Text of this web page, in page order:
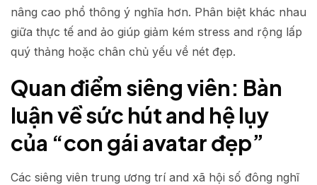
nâng cao phổ thông ý nghĩa hơn. Phân biệt khác nhau
giữa thực tế and ảo giúp giảm kém stress and rộng lấp
quý thảng hoặc chân chủ yếu về nét đẹp.
Quan điểm siêng viên: Bàn
luận về sức hút and hệ lụy
của “con gái avatar đẹp”
Các siêng viên trung ương trí and xã hội số đông nghĩ